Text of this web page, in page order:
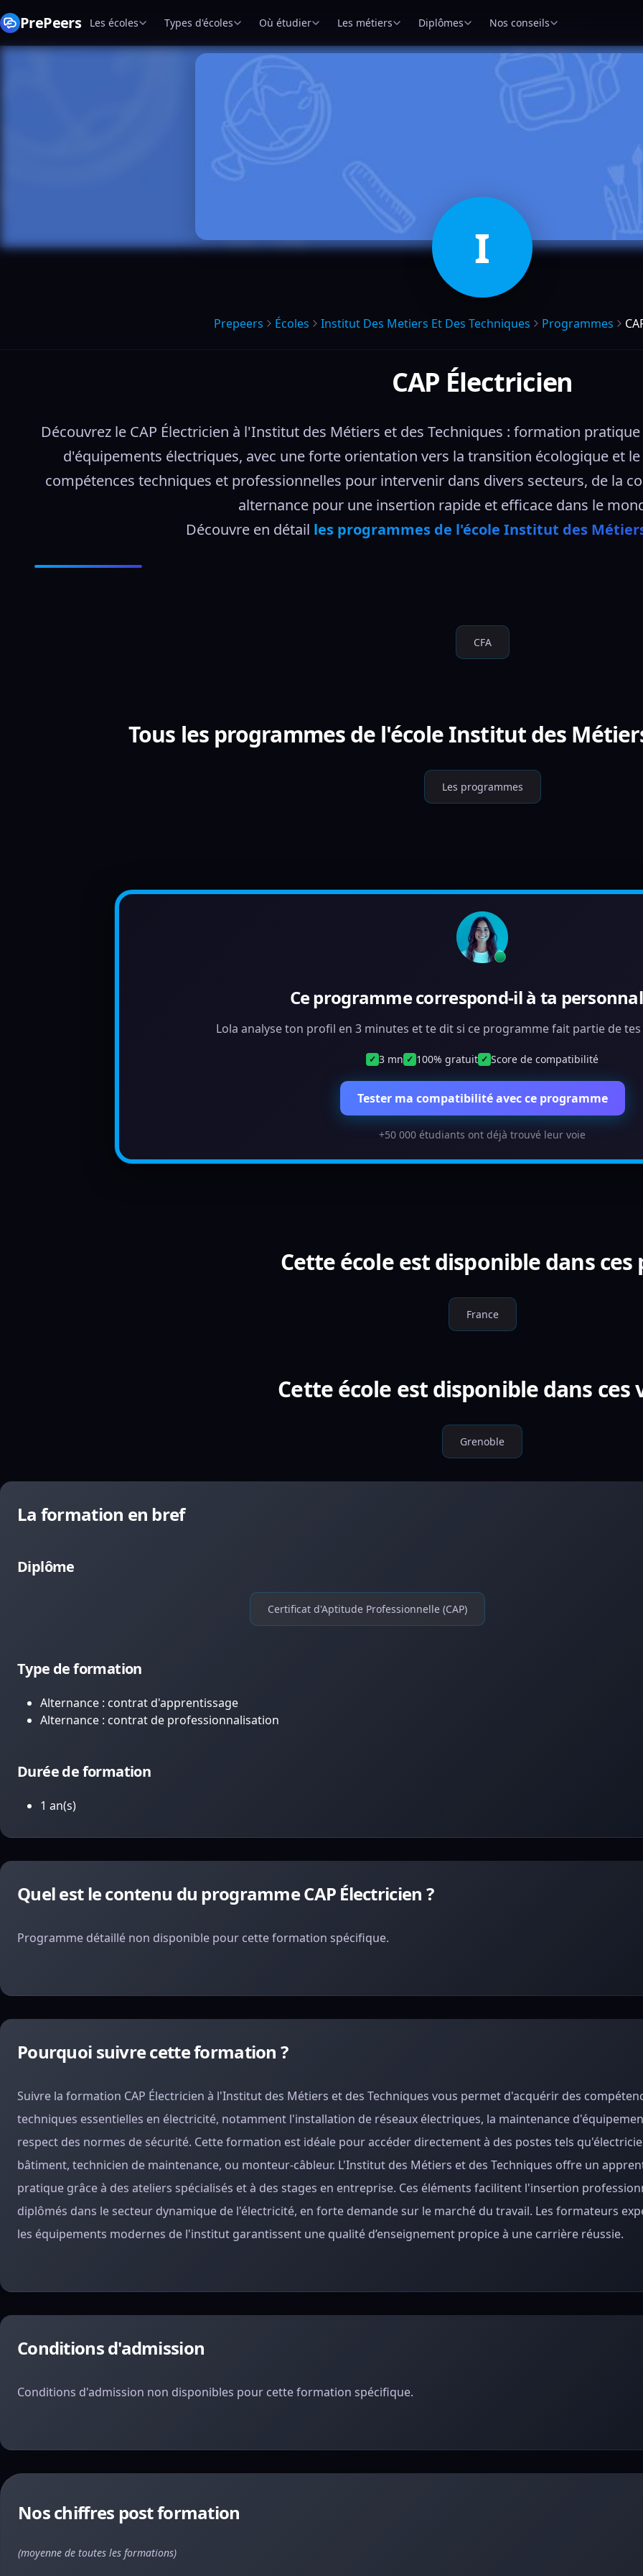
PrePeers Les écoles Types d'écoles Où étudier Les métiers Diplômes Nos conseils
I
Prepeers Écoles Institut Des Metiers Et Des Techniques Programmes
CAP Électricien
Découvrez le CAP Électricien à l'Institut des Métiers et des Techniques : formation
d'équipements électriques, avec une forte orientation vers la transition écologique et
compétences techniques et professionnelles pour intervenir dans divers secteurs, de la
alternance pour une insertion rapide et efficace dans le
Découvre en détail les programmes de l'école Institut des
CFA
Tous les programmes de l'école Institut des
Les programmes
Ce programme correspond-il à ta
Lola analyse ton profil en 3 minutes et te dit si ce programme fait partie de tes
✓ 3 mn ✓ 100% gratuit ✓ Score de compatibilité
Tester ma compatibilité avec ce programme
+50 000 étudiants ont déjà trouvé leur voie
Cette école est disponible dans ces
France
Cette école est disponible dans ces
Grenoble
La formation en bref
Diplôme
Certificat d'Aptitude Professionnelle (CAP)
Type de formation
Alternance : contrat d'apprentissage
Alternance : contrat de professionnalisation
Durée de formation
1 an(s)
Quel est le contenu du programme CAP Électricien ?
Programme détaillé non disponible pour cette formation spécifique.
Pourquoi suivre cette formation ?
Suivre la formation CAP Électricien à l'Institut des Métiers et des Techniques vous permet d'acquérir des
techniques essentielles en électricité, notamment l'installation de réseaux électriques, la maintenance
respect des normes de sécurité. Cette formation est idéale pour accéder directement à des postes tels
bâtiment, technicien de maintenance, ou monteur-câbleur. L'Institut des Métiers et des Techniques offre un
pratique grâce à des ateliers spécialisés et à des stages en entreprise. Ces éléments facilitent l'insertion
diplômés dans le secteur dynamique de l'électricité, en forte demande sur le marché du travail. Les formateurs
les équipements modernes de l'institut garantissent une qualité d’enseignement propice à une carrière réussie.
Conditions d'admission
Conditions d'admission non disponibles pour cette formation spécifique.
Nos chiffres post formation
(moyenne de toutes les formations)